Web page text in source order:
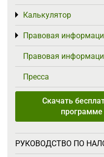
Калькулятор
Toggle menu
Правовая
Toggle menu
Правовая
Пресса
Скачать
РУКОВОДСТВО ПО